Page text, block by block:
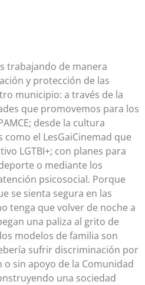
trabajando de manera
y protección de las
municipio: a través de la
que promovemos para los
desde la cultura
el LesGaiCinemad que
LGTBI+; con planes para
o mediante los
psicosocial. Porque
se sienta segura en las
tenga que volver de noche a
una paliza al grito de
modelos de familia son
sufrir discriminación por
o sin apoyo de la Comunidad
una sociedad